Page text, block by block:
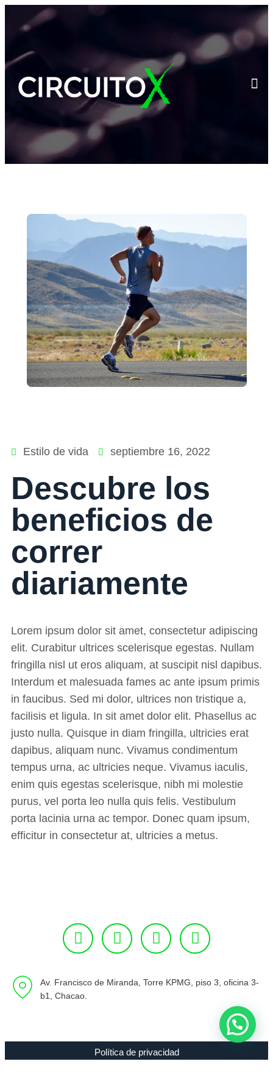
Estilo de vida septiembre 16, 2022
Descubre los
beneficios de
correr
diariamente
Lorem ipsum dolor sit amet, consectetur adipiscing
elit. Curabitur ultrices scelerisque egestas. Nullam
fringilla nisl ut eros aliquam, at suscipit nisl dapibus.
Interdum et malesuada fames ac ante ipsum primis
in faucibus. Sed mi dolor, ultrices non tristique a,
facilisis et ligula. In sit amet dolor elit. Phasellus ac
justo nulla. Quisque in diam fringilla, ultricies erat
dapibus, aliquam nunc. Vivamus condimentum
tempus urna, ac ultricies neque. Vivamus iaculis,
enim quis egestas scelerisque, nibh mi molestie
purus, vel porta leo nulla quis felis. Vestibulum
porta lacinia urna ac tempor. Donec quam ipsum,
efficitur in consectetur at, ultricies a metus.
Av. Francisco de Miranda, Torre KPMG, piso 3, oficina 3-
b1, Chacao.
Política de privacidad